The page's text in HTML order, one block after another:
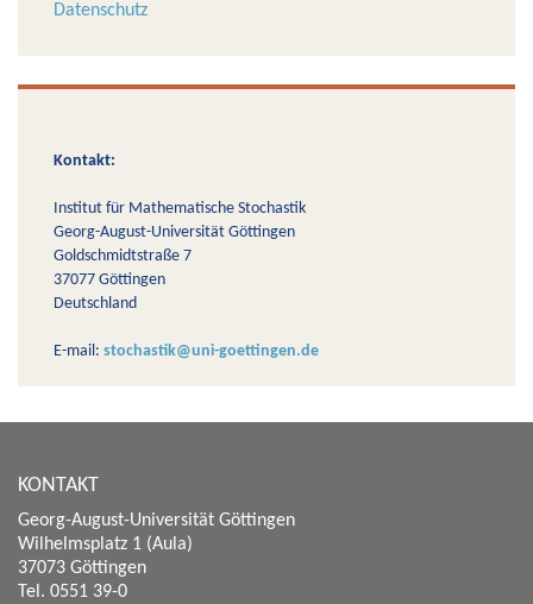
Datenschutz
Kontakt:
Institut für Mathematische Stochastik
Georg-August-Universität Göttingen
Goldschmidtstraße 7
37077 Göttingen
Deutschland
E-mail: stochastik@uni-goettingen.de
KONTAKT
Georg-August-Universität Göttingen
Wilhelmsplatz 1 (Aula)
37073 Göttingen
Tel. 0551 39-0